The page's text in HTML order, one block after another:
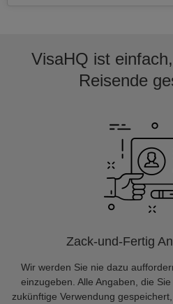
VisaHQ ist
Reisende
Zack-und-Fertig
Wir werden Sie nie dazu
einzugeben. Alle Angaben, die
zukünftige Verwendung